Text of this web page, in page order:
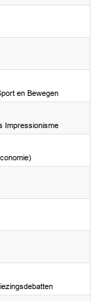
en Bewegen
Impressionisme